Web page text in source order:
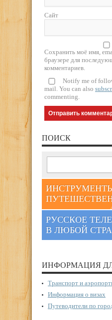
Сайт
Сохранить моё имя,
браузере для
комментариев.
Notify me of
mail. You can also
commenting.
ПОИСК
РУССКОЕ
В ЛЮБОЙ
ИНФОРМАЦИЯ
Транспорт и
Информация о визах
Путеводители по